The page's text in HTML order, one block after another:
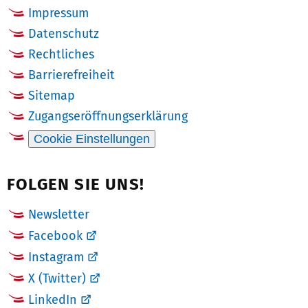
Impressum
Datenschutz
Rechtliches
Barrierefreiheit
Sitemap
Zugangseröffnungserklärung
Cookie Einstellungen
FOLGEN SIE UNS!
Newsletter
Facebook
Instagram
X (Twitter)
LinkedIn